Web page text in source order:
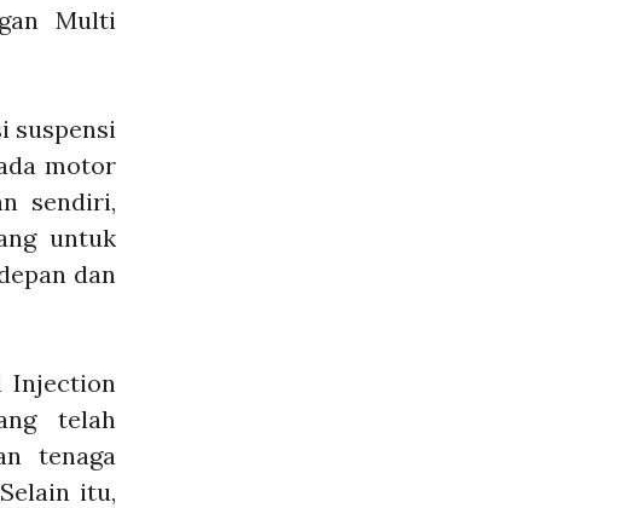
Multi
suspensi
motor
sendiri,
untuk
dan
Injection
telah
tenaga
itu,